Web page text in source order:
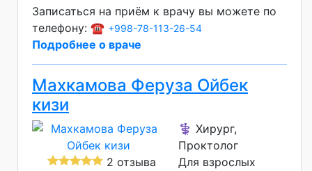
Записаться на приём к врачу вы можете по
телефону: ☎️ +998-78-113-26-54
Подробнее о враче
Махкамова Феруза Ойбек
кизи
2 отзыва
⚕️ Хирург,
Проктолог
Для взрослых